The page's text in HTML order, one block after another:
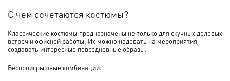
С чем сочетаются костюмы?
Классические костюмы предназначены не только для скучных деловых
встреч и офисной работы. Их можно надевать на мероприятия,
создавать интересные повседневные образы.
Беспроигрышные комбинации: